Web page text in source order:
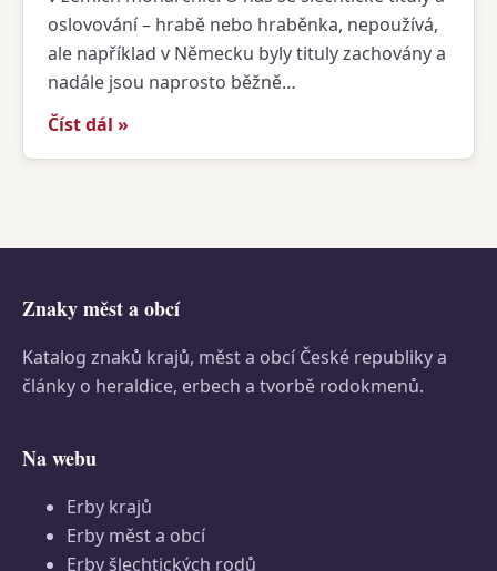
oslovování – hrabě nebo hraběnka, nepoužívá,
ale například v Německu byly tituly zachovány a
nadále jsou naprosto běžně…
Číst dál »
Znaky měst a obcí
Katalog znaků krajů, měst a obcí České republiky a
články o heraldice, erbech a tvorbě rodokmenů.
Na webu
Erby krajů
Erby měst a obcí
Erby šlechtických rodů